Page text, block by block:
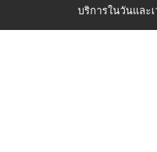
บริการในวันและ